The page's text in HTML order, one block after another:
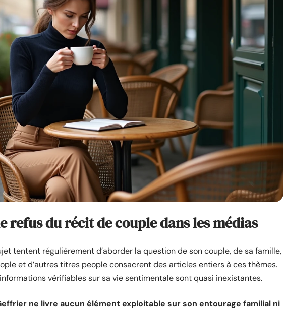
refus du récit de couple dans les médias
tentent régulièrement d’aborder la question de son couple, de sa famille,
et d’autres titres people consacrent des articles entiers à ces thèmes.
vérifiables sur sa vie sentimentale sont quasi inexistantes.
ne livre aucun élément exploitable sur son entourage familial ni